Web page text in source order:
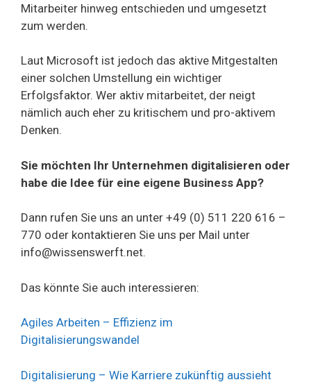
Mitarbeiter hinweg entschieden und umgesetzt
zum werden.
Laut Microsoft ist jedoch das aktive Mitgestalten
einer solchen Umstellung ein wichtiger
Erfolgsfaktor. Wer aktiv mitarbeitet, der neigt
nämlich auch eher zu kritischem und pro-aktivem
Denken.
Sie möchten Ihr Unternehmen digitalisieren oder
habe die Idee für eine eigene Business App?
Dann rufen Sie uns an unter +49 (0) 511 220 616 –
770 oder kontaktieren Sie uns per Mail unter
info@wissenswerft.net.
Das könnte Sie auch interessieren:
Agiles Arbeiten – Effizienz im
Digitalisierungswandel
Digitalisierung – Wie Karriere zukünftig aussieht